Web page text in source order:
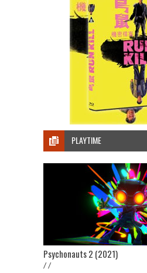
PLAYTIME
Psychonauts 2 (2021)
/ /